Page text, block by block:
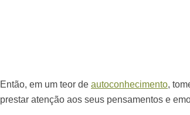
Então, em um teor de autoconhecimento,
prestar atenção aos seus pensamentos e